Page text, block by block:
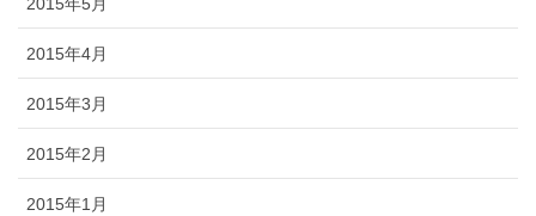
2015年5月
2015年4月
2015年3月
2015年2月
2015年1月